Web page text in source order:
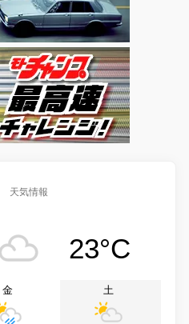
天気情報
23°C
金 土